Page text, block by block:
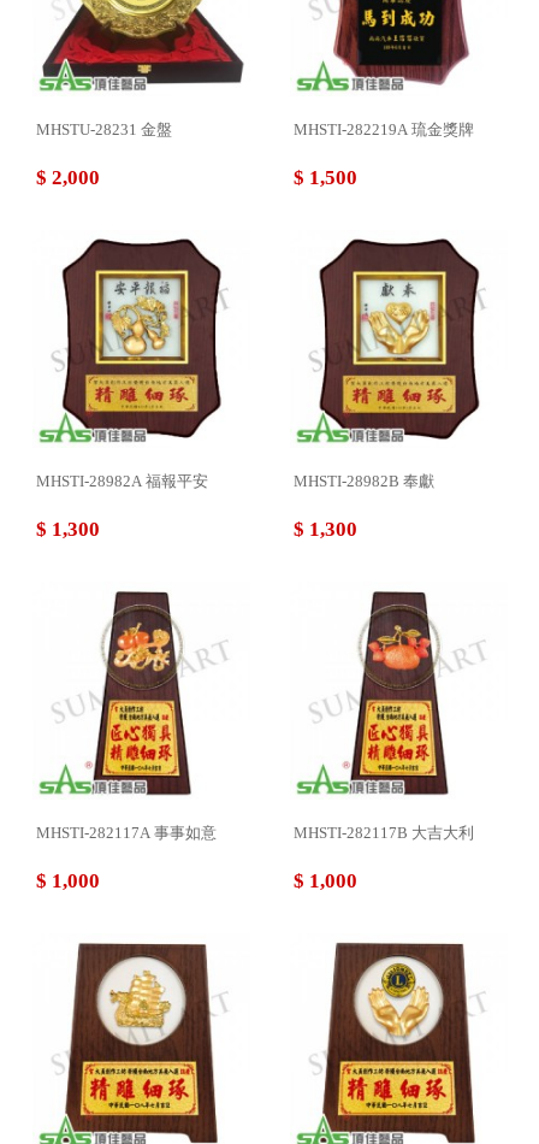
MHSTU-28231 金盤
$ 2,000
MHSTI-282219A 琉金獎牌
$ 1,500
MHSTI-28982A 福報平安
$ 1,300
MHSTI-28982B 奉獻
$ 1,300
MHSTI-282117A 事事如意
$ 1,000
MHSTI-282117B 大吉大利
$ 1,000